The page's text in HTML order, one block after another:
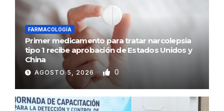
FARMACOLOGÍA
Primer medicamento para tratar narcolepsia
tipo 1 recibe aprobación de Estados Unidos y
China
AGOSTO 5, 2026 0